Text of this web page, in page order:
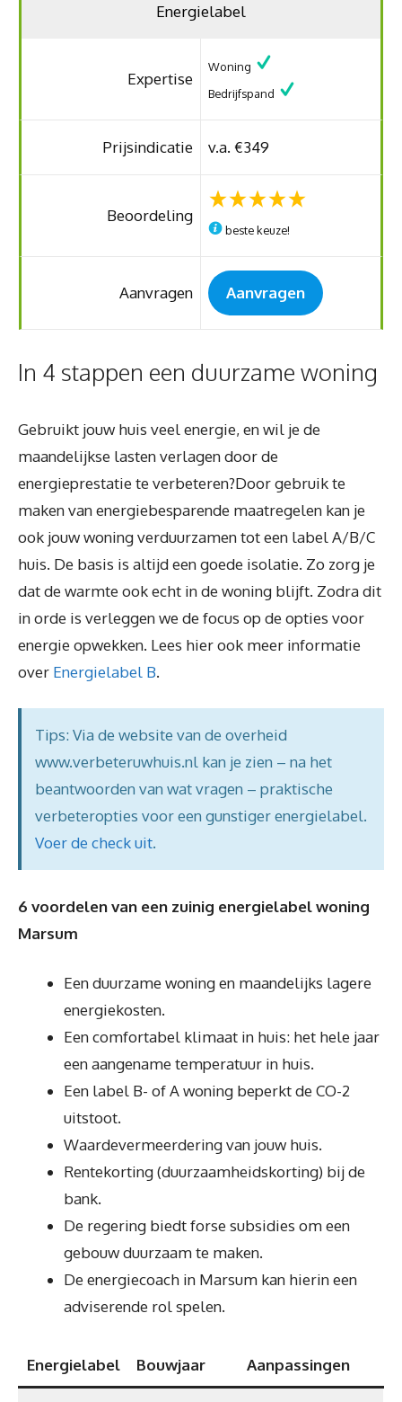
Energielabel
Expertise
Woning
Bedrijfspand
Prijsindicatie v.a. €349
Beoordeling
beste keuze!
Aanvragen Aanvragen
In 4 stappen een duurzame woning
Gebruikt jouw huis veel energie, en wil je de
maandelijkse lasten verlagen door de
energieprestatie te verbeteren?Door gebruik te
maken van energiebesparende maatregelen kan je
ook jouw woning verduurzamen tot een label A/B/C
huis. De basis is altijd een goede isolatie. Zo zorg je
dat de warmte ook echt in de woning blijft. Zodra dit
in orde is verleggen we de focus op de opties voor
energie opwekken. Lees hier ook meer informatie
over Energielabel B.
Tips: Via de website van de overheid
www.verbeteruwhuis.nl kan je zien – na het
beantwoorden van wat vragen – praktische
verbeteropties voor een gunstiger energielabel.
Voer de check uit.
6 voordelen van een zuinig energielabel woning
Marsum
Een duurzame woning en maandelijks lagere
energiekosten.
Een comfortabel klimaat in huis: het hele jaar
een aangename temperatuur in huis.
Een label B- of A woning beperkt de CO-2
uitstoot.
Waardevermeerdering van jouw huis.
Rentekorting (duurzaamheidskorting) bij de
bank.
De regering biedt forse subsidies om een
gebouw duurzaam te maken.
De energiecoach in Marsum kan hierin een
adviserende rol spelen.
Energielabel Bouwjaar Aanpassingen